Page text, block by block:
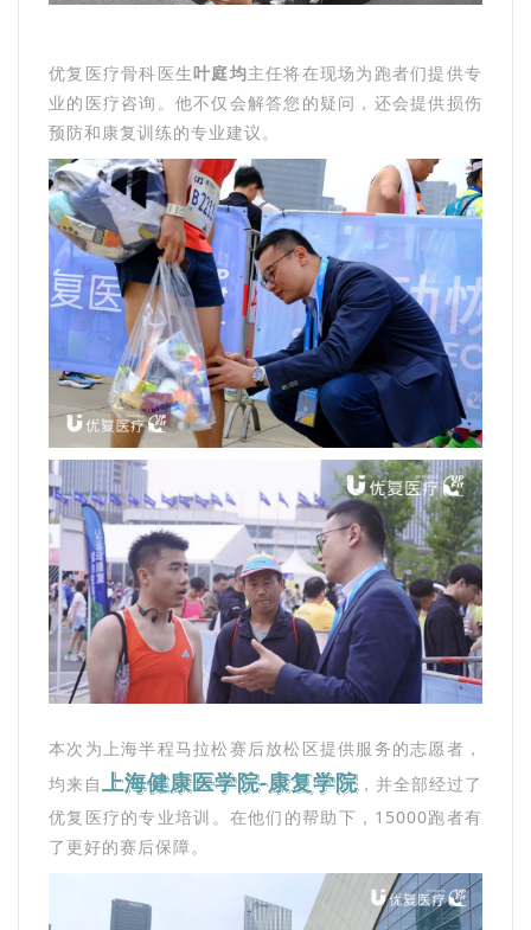
优复医疗骨科医生叶庭均主任将在现场为跑者们提供专
业的医疗咨询。他不仅会解答您的疑问，还会提供损伤
预防和康复训练的专业建议。
本次为上海半程马拉松赛后放松区提供服务的志愿者，
均来自上海健康医学院-康复学院，并全部经过了
优复医疗的专业培训。在他们的帮助下，15000跑者有
了更好的赛后保障。